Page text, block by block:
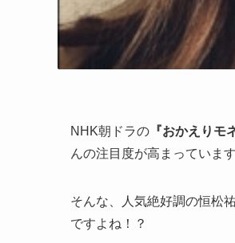
NHK朝ドラの 『おかえりモ
んの注目度が高まっています
そんな、人気絶好調の恒松
ですよね！？